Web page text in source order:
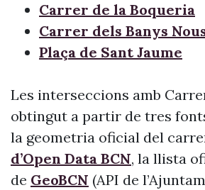
Carrer de la Boqueria
Carrer dels Banys
Plaça de Sant Jaume
Les interseccions amb
obtingut a partir de tres
la geometria oficial del
d’Open Data BCN, la llista
de GeoBCN (API de